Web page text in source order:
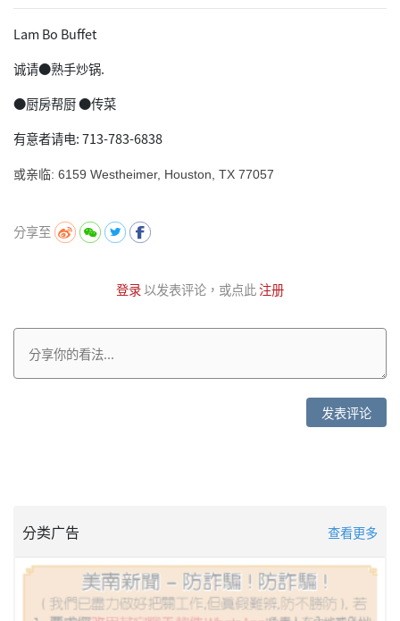
Lam Bo Buffet
诚请●熟手炒锅.
●厨房帮厨 ●传菜
有意者请电: 713-783-6838
或亲临: 6159 Westheimer, Houston, TX 77057
分享至
登录以发表评论，或点此注册
发表评论
分类广告 查看更多